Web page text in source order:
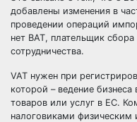
добавлены изменения в
проведении операций
нет ВАТ, плательщик сбора
сотрудничества.
VAT нужен при
которой – ведение
товаров или услуг в ЕС.
налоговиками